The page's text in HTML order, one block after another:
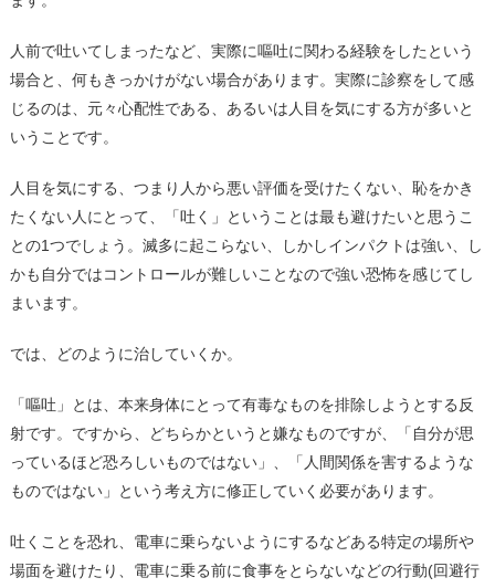
人前で吐いてしまったなど、実際に嘔吐に関わる経験をしたという
場合と、何もきっかけがない場合があります。実際に診察をして感
じるのは、元々心配性である、あるいは人目を気にする方が多いと
いうことです。
人目を気にする、つまり人から悪い評価を受けたくない、恥をかき
たくない人にとって、「吐く」ということは最も避けたいと思うこ
との1つでしょう。滅多に起こらない、しかしインパクトは強い、し
かも自分ではコントロールが難しいことなので強い恐怖を感じてし
まいます。
では、どのように治していくか。
「嘔吐」とは、本来身体にとって有毒なものを排除しようとする反
射です。ですから、どちらかというと嫌なものですが、「自分が思
っているほど恐ろしいものではない」、「人間関係を害するような
ものではない」という考え方に修正していく必要があります。
吐くことを恐れ、電車に乗らないようにするなどある特定の場所や
場面を避けたり、電車に乗る前に食事をとらないなどの行動(回避行